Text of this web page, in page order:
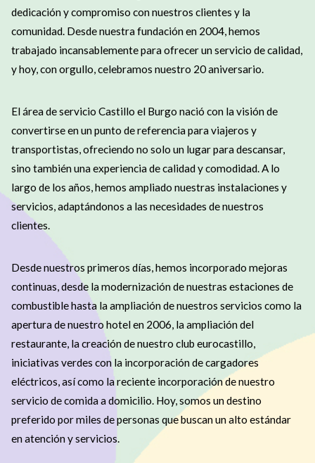
dedicación y compromiso con nuestros clientes y la
comunidad. Desde nuestra fundación en 2004, hemos
trabajado incansablemente para ofrecer un servicio de calidad,
y hoy, con orgullo, celebramos nuestro 20 aniversario.
El área de servicio Castillo el Burgo nació con la visión de
convertirse en un punto de referencia para viajeros y
transportistas, ofreciendo no solo un lugar para descansar,
sino también una experiencia de calidad y comodidad. A lo
largo de los años, hemos ampliado nuestras instalaciones y
servicios, adaptándonos a las necesidades de nuestros
clientes.
Desde nuestros primeros días, hemos incorporado mejoras
continuas, desde la modernización de nuestras estaciones de
combustible hasta la ampliación de nuestros servicios como la
apertura de nuestro hotel en 2006, la ampliación del
restaurante, la creación de nuestro club eurocastillo,
iniciativas verdes con la incorporación de cargadores
eléctricos, así como la reciente incorporación de nuestro
servicio de comida a domicilio. Hoy, somos un destino
preferido por miles de personas que buscan un alto estándar
en atención y servicios.